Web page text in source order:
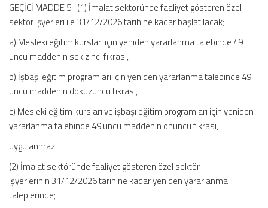
GEÇİCİ MADDE 5- (1) İmalat sektöründe faaliyet gösteren özel
sektör işyerleri ile 31/12/2026 tarihine kadar başlatılacak;
a) Mesleki eğitim kursları için yeniden yararlanma talebinde 49
uncu maddenin sekizinci fıkrası,
b) İşbaşı eğitim programları için yeniden yararlanma talebinde 49
uncu maddenin dokuzuncu fıkrası,
c) Mesleki eğitim kursları ve işbaşı eğitim programları için yeniden
yararlanma talebinde 49 uncu maddenin onuncu fıkrası,
uygulanmaz.
(2) İmalat sektöründe faaliyet gösteren özel sektör
işyerlerinin 31/12/2026 tarihine kadar yeniden yararlanma
taleplerinde;